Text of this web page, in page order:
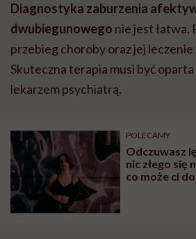
Diagnostyka zaburzenia
dwubiegunowego nie jest łatwa.
przebieg choroby oraz jej
Skuteczna terapia musi być oparta
lekarzem psychiatrą.
POLECAMY
Odczuwasz
nic złego się
co może ci